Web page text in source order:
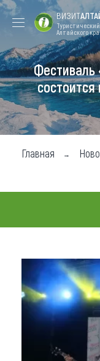
Форум VISIT
ALTAI
Туры
Где побывать
Чем заняться
Где
Новости
Что
О регионе
Коллекция
ВИЗИТ
Алтайского
Главная